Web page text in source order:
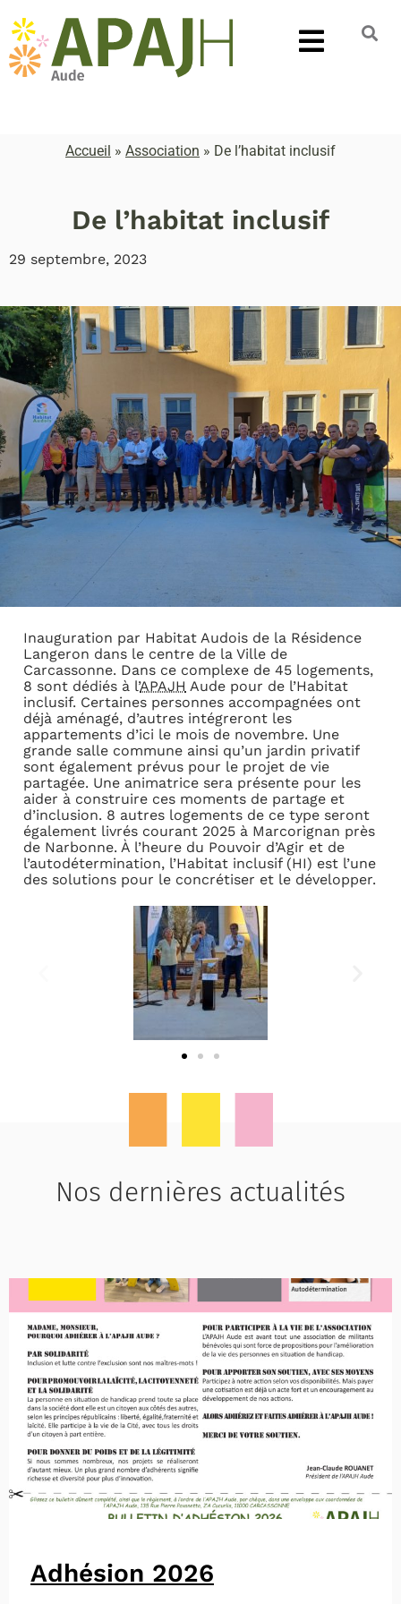
Accueil » Association » De l’habitat inclusif
De l’habitat inclusif
29 septembre, 2023
Inauguration par Habitat Audois de la Résidence
Langeron dans le centre de la Ville de
Carcassonne. Dans ce complexe de 45 logements,
8 sont dédiés à l’APAJH Aude pour de l’Habitat
inclusif. Certaines personnes accompagnées ont
déjà aménagé, d’autres intégreront les
appartements d’ici le mois de novembre. Une
grande salle commune ainsi qu’un jardin privatif
sont également prévus pour le projet de vie
partagée. Une animatrice sera présente pour les
aider à construire ces moments de partage et
d’inclusion. 8 autres logements de ce type seront
également livrés courant 2025 à Marcorignan près
de Narbonne. À l’heure du Pouvoir d’Agir et de
l’autodétermination, l’Habitat inclusif (HI) est l’une
des solutions pour le concrétiser et le développer.
Nos dernières actualités
Adhésion 2026